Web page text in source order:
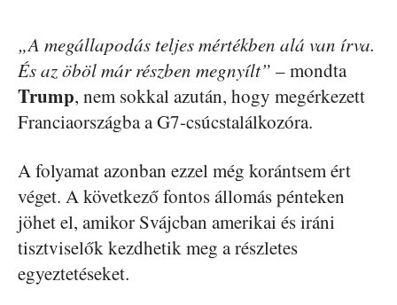
„A megállapodás teljes mértékben alá van írva.
És az öböl már részben megnyílt” – mondta
Trump, nem sokkal azután, hogy megérkezett
Franciaországba a G7-csúcstalálkozóra.
A folyamat azonban ezzel még korántsem ért
véget. A következő fontos állomás pénteken
jöhet el, amikor Svájcban amerikai és iráni
tisztviselők kezdhetik meg a részletes
egyeztetéseket.